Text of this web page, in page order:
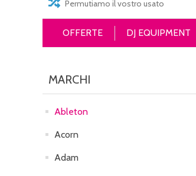
Permutiamo il vostro usato
OFFERTE DJ EQUIPMENT
MARCHI
Ableton
Acorn
Adam